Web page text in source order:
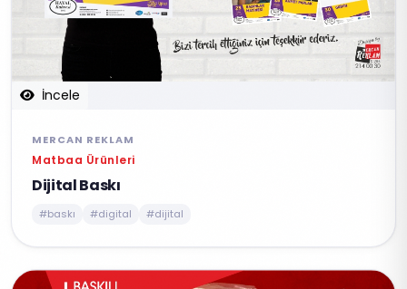
İncele
MERCAN REKLAM
Matbaa Ürünleri
Dijital Baskı
#baskı #digital #dijital